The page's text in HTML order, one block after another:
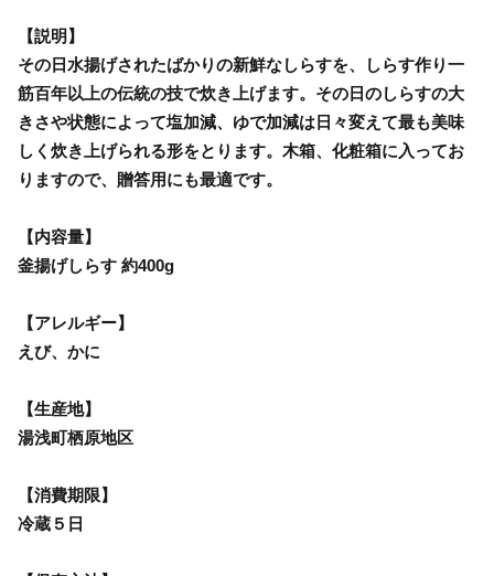
【説明】
その日水揚げされたばかりの新鮮なしらすを、しらす作り一
筋百年以上の伝統の技で炊き上げます。その日のしらすの大
きさや状態によって塩加減、ゆで加減は日々変えて最も美味
しく炊き上げられる形をとります。木箱、化粧箱に入ってお
りますので、贈答用にも最適です。
【内容量】
釜揚げしらす 約400g
【アレルギー】
えび、かに
【生産地】
湯浅町栖原地区
【消費期限】
冷蔵５日